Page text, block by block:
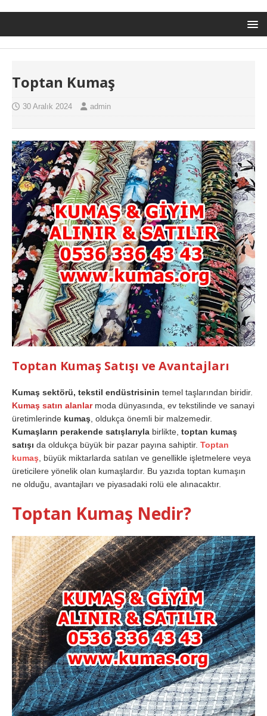
Toptan Kumaş
30 Aralık 2024 admin
Toptan Kumaş Satışı ve Avantajları
Kumaş sektörü, tekstil endüstrisinin temel taşlarından biridir.
Kumaş satın alanlarmoda dünyasında, ev tekstilinde ve sanayi
üretimlerinde kumaş, oldukça önemli bir malzemedir.
Kumaşların perakende satışlarıyla birlikte, toptan kumaş
satışı da oldukça büyük bir pazar payına sahiptir. Toptan
kumaş, büyük miktarlarda satılan ve genellikle işletmelere veya
üreticilere yönelik olan kumaşlardır. Bu yazıda toptan kumaşın
ne olduğu, avantajları ve piyasadaki rolü ele alınacaktır.
Toptan Kumaş Nedir?